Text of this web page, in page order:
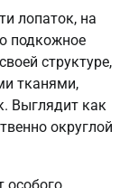
лопаток, на
подкожное
структуре,
тканями,
Выглядит как
округлой
особого